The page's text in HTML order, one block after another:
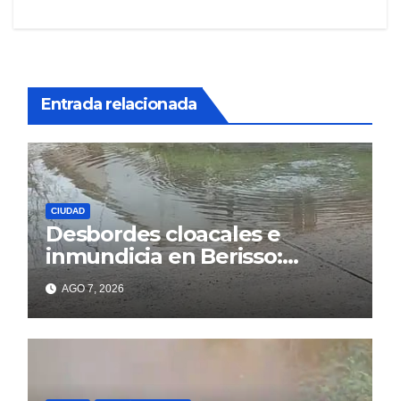
Entrada relacionada
CIUDAD
Desbordes cloacales e
inmundicia en Berisso:
colapso de la red en la calle
14AGO 7, 2026